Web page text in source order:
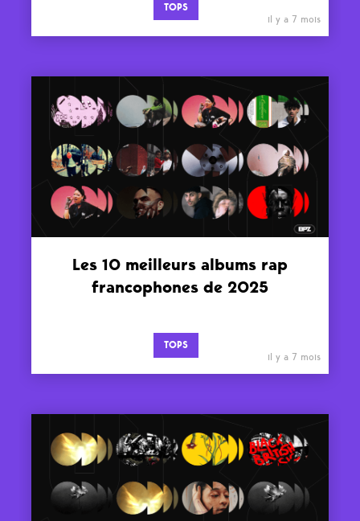
TOPS
il y a 7 mois
Les 10 meilleurs albums rap
francophones de 2025
TOPS
il y a 7 mois